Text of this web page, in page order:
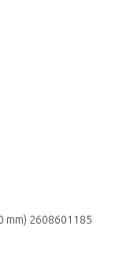
mm) 2608601185